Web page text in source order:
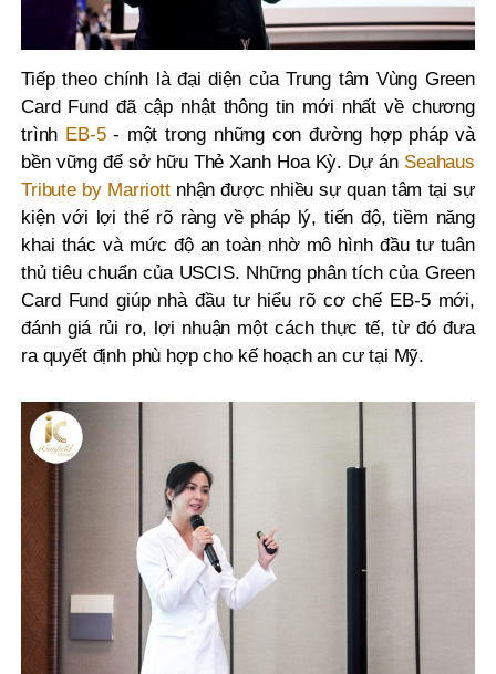
Tiếp theo chính là đại diện của Trung tâm Vùng Green
Card Fund đã cập nhật thông tin mới nhất về chương
trình EB-5- một trong những con đường hợp pháp và
bền vững để sở hữu Thẻ Xanh Hoa Kỳ. Dự án Seahaus
Tribute by Marriottnhận được nhiều sự quan tâm tại sự
kiện với lợi thế rõ ràng về pháp lý, tiến độ, tiềm năng
khai thác và mức độ an toàn nhờ mô hình đầu tư tuân
thủ tiêu chuẩn của USCIS. Những phân tích của Green
Card Fund giúp nhà đầu tư hiểu rõ cơ chế EB-5 mới,
đánh giá rủi ro, lợi nhuận một cách thực tế, từ đó đưa
ra quyết định phù hợp cho kế hoạch an cư tại Mỹ.